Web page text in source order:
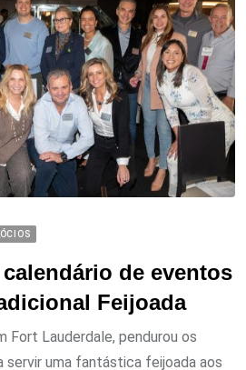
de eventos
Feijoada
Fort Lauderdale, pendurou os
servir uma fantástica feijoada aos